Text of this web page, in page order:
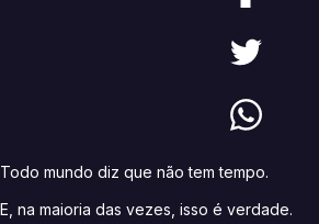
Todo mundo diz que não tem tempo.
E, na maioria das vezes, isso é verdade.